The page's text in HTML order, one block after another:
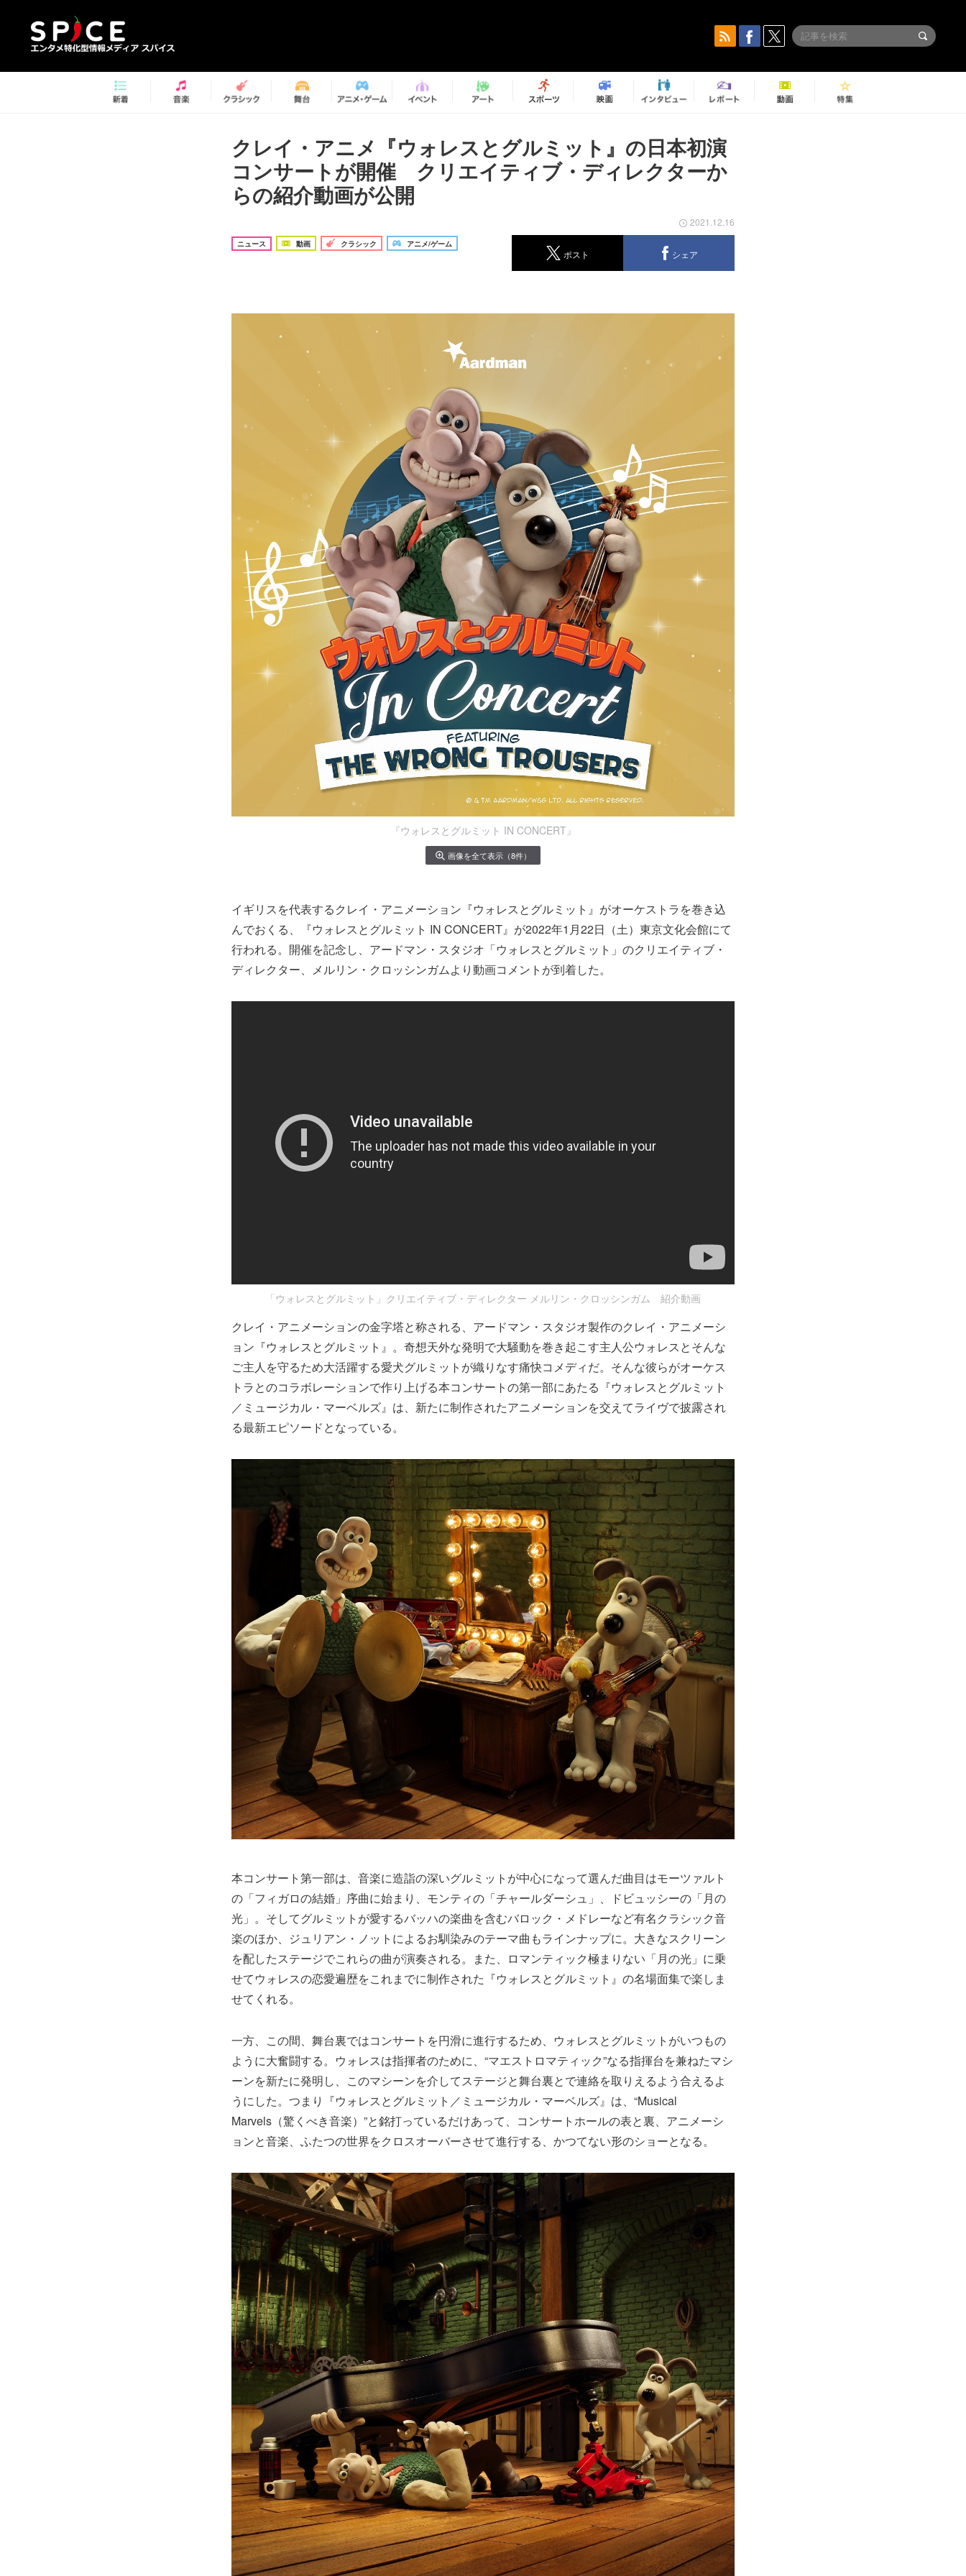
クレイ・アニメ『ウォレスとグルミット』の日本初演
コンサートが開催 クリエイティブ・ディレクターか
らの紹介動画が公開
ニュース 動画 クラシック アニメ/ゲーム
2021.12.16
ポスト シェア
『ウォレスとグルミット IN CONCERT』
画像を全て表示（8件）
イギリスを代表するクレイ・アニメーション『ウォレスとグルミット』がオーケストラを巻き込
んでおくる、『ウォレスとグルミット IN CONCERT』が2022年1月22日（土）東京文化会館にて
行われる。開催を記念し、アードマン・スタジオ「ウォレスとグルミット」のクリエイティブ・
ディレクター、メルリン・クロッシンガムより動画コメントが到着した。
「ウォレスとグルミット」クリエイティブ・ディレクター メルリン・クロッシンガム 紹介動画
クレイ・アニメーションの金字塔と称される、アードマン・スタジオ製作のクレイ・アニメーシ
ョン『ウォレスとグルミット』。奇想天外な発明で大騒動を巻き起こす主人公ウォレスとそんな
ご主人を守るため大活躍する愛犬グルミットが織りなす痛快コメディだ。そんな彼らがオーケス
トラとのコラボレーションで作り上げる本コンサートの第一部にあたる『ウォレスとグルミット
／ミュージカル・マーベルズ』は、新たに制作されたアニメーションを交えてライヴで披露され
る最新エピソードとなっている。
本コンサート第一部は、音楽に造詣の深いグルミットが中心になって選んだ曲目はモーツァルト
の「フィガロの結婚」序曲に始まり、モンティの「チャールダーシュ」、ドビュッシーの「月の
光」。そしてグルミットが愛するバッハの楽曲を含むバロック・メドレーなど有名クラシック音
楽のほか、ジュリアン・ノットによるお馴染みのテーマ曲もラインナップに。大きなスクリーン
を配したステージでこれらの曲が演奏される。また、ロマンティック極まりない「月の光」に乗
せてウォレスの恋愛遍歴をこれまでに制作された『ウォレスとグルミット』の名場面集で楽しま
せてくれる。
一方、この間、舞台裏ではコンサートを円滑に進行するため、ウォレスとグルミットがいつもの
ように大奮闘する。ウォレスは指揮者のために、“マエストロマティック”なる指揮台を兼ねたマシ
ーンを新たに発明し、このマシーンを介してステージと舞台裏とで連絡を取りえるよう合えるよ
うにした。つまり『ウォレスとグルミット／ミュージカル・マーベルズ』は、“Musical
Marvels（驚くべき音楽）”と銘打っているだけあって、コンサートホールの表と裏、アニメーシ
ョンと音楽、ふたつの世界をクロスオーバーさせて進行する、かつてない形のショーとなる。